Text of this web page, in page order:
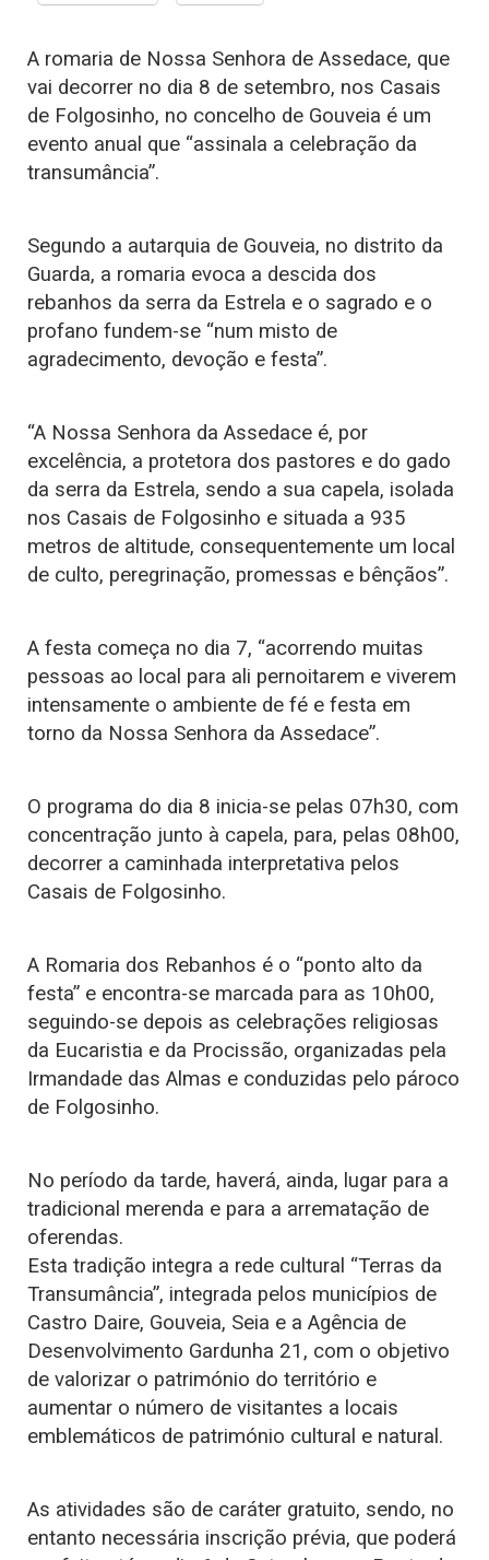
A romaria de Nossa Senhora de Assedace, que
vai decorrer no dia 8 de setembro, nos Casais
de Folgosinho, no concelho de Gouveia é um
evento anual que “assinala a celebração da
transumância”.
Segundo a autarquia de Gouveia, no distrito da
Guarda, a romaria evoca a descida dos
rebanhos da serra da Estrela e o sagrado e o
profano fundem-se “num misto de
agradecimento, devoção e festa”.
“A Nossa Senhora da Assedace é, por
excelência, a protetora dos pastores e do gado
da serra da Estrela, sendo a sua capela, isolada
nos Casais de Folgosinho e situada a 935
metros de altitude, consequentemente um local
de culto, peregrinação, promessas e bênçãos”.
A festa começa no dia 7, “acorrendo muitas
pessoas ao local para ali pernoitarem e viverem
intensamente o ambiente de fé e festa em
torno da Nossa Senhora da Assedace”.
O programa do dia 8 inicia-se pelas 07h30, com
concentração junto à capela, para, pelas 08h00,
decorrer a caminhada interpretativa pelos
Casais de Folgosinho.
A Romaria dos Rebanhos é o “ponto alto da
festa” e encontra-se marcada para as 10h00,
seguindo-se depois as celebrações religiosas
da Eucaristia e da Procissão, organizadas pela
Irmandade das Almas e conduzidas pelo pároco
de Folgosinho.
No período da tarde, haverá, ainda, lugar para a
tradicional merenda e para a arrematação de
oferendas.
Esta tradição integra a rede cultural “Terras da
Transumância”, integrada pelos municípios de
Castro Daire, Gouveia, Seia e a Agência de
Desenvolvimento Gardunha 21, com o objetivo
de valorizar o património do território e
aumentar o número de visitantes a locais
emblemáticos de património cultural e natural.
As atividades são de caráter gratuito, sendo, no
entanto necessária inscrição prévia, que poderá